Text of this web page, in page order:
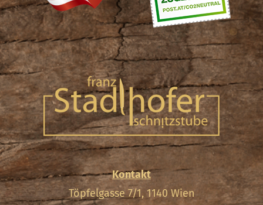
Kontakt
Töpfelgasse 7/1, 1140 Wien